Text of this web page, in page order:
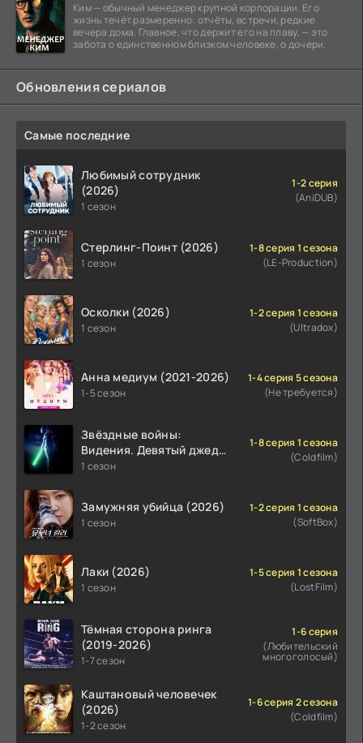
Ким — обычный менеджер крупной корпорации. Его
жизнь течёт размеренно: отчёты, встречи, редкие
вечера дома. Главное, что держит его на плаву, — это
забота о единственном близком человеке, о дочери.
Обновления сериалов
Самые последние
Любимый сотрудник
(2026)
1 сезон
1-2 серия
(AniDUB)
Стерлинг-Поинт (2026)
1 сезон
1-8 серия 1 сезона
(LE-Production)
Осколки (2026)
1 сезон
1-2 серия 1 сезона
(Ultradox)
Анна медиум (2021-2026)
1-5 сезон
1-4 серия 5 сезона
(Не требуется)
Звёздные войны:
Видения. Девятый джедай
(2026)
1 сезон
1-8 серия 1 сезона
(Coldfilm)
Замужняя убийца (2026)
1 сезон
1-2 серия 1 сезона
(SoftBox)
Лаки (2026)
1 сезон
1-5 серия 1 сезона
(LostFilm)
Тёмная сторона ринга
(2019-2026)
1-7 сезон
1-6 серия
(Любительский
многоголосый)
Каштановый человечек
(2026)
1-2 сезон
1-6 серия 2 сезона
(Coldfilm)